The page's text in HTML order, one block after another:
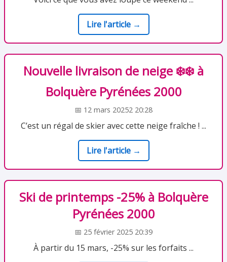
Lire l'article →
Nouvelle livraison de neige ❄️❄️ à
Bolquère Pyrénées 2000
📅 12 mars 20252 20:28
C’est un régal de skier avec cette neige fraîche ! ...
Lire l'article →
Ski de printemps -25% à Bolquère
Pyrénées 2000
📅 25 février 2025 20:39
À partir du 15 mars, -25% sur les forfaits ...